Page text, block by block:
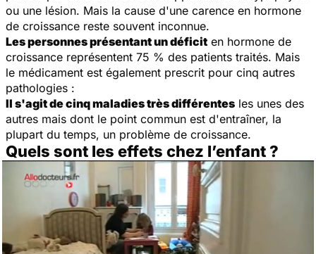
ou une lésion. Mais la cause d'une carence en hormone
de croissance reste souvent inconnue.
Les personnes présentant un déficit en hormone de
croissance représentent 75 % des patients traités. Mais
le médicament est également prescrit pour cinq autres
pathologies :
Il s'agit de cinq maladies très différentes les unes des
autres mais dont le point commun est d'entraîner, la
plupart du temps, un problème de croissance.
Quels sont les effets chez l’enfant ?